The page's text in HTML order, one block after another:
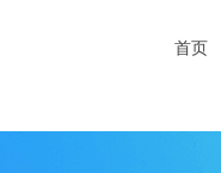
首页